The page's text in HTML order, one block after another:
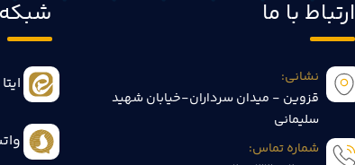
ارتباط با ما
نشانی:
قزوین - میدان سرداران-خیابان شهید
سلیمانی
شماره تماس:
ایتا